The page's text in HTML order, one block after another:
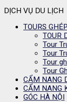
DỊCH VỤ DU LỊCH
TOURS
TOUR
Tour
Tour
Tour
Tour
CẨM NANG
CẨM NANG
GÓC HÀ NỘI